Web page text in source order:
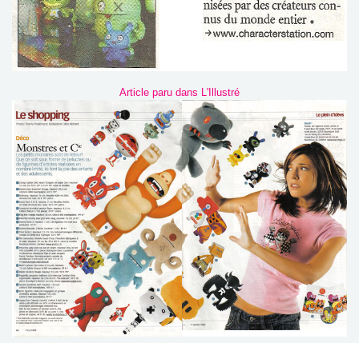
Article paru dans L'Illustré